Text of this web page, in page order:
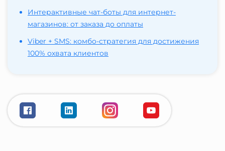
Интерактивные чат-боты для интернет-
магазинов: от заказа до оплаты
Viber + SMS: комбо-стратегия для достижения
100% охвата клиентов